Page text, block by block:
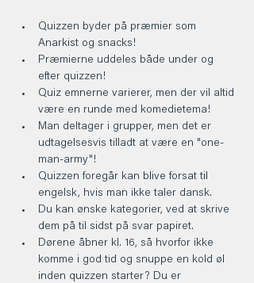
Quizzen byder på præmier som
Anarkist og snacks!
Præmierne uddeles både under og
efter quizzen!
Quiz emnerne varierer, men der vil altid
være en runde med komedietema!
Man deltager i grupper, men det er
udtagelsesvis tilladt at være en "one-
man-army"!
Quizzen foregår kan blive forsat til
engelsk, hvis man ikke taler dansk.
Du kan ønske kategorier, ved at skrive
dem på til sidst på svar papiret.
Dørene åbner kl. 16, så hvorfor ikke
komme i god tid og snuppe en kold øl
inden quizzen starter? Du er